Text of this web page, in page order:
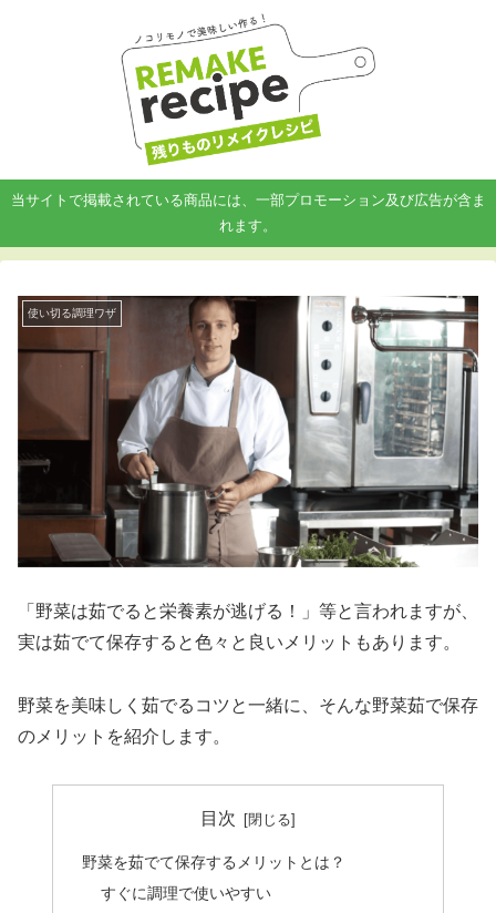
当サイトで掲載されている商品には、一部プロモーション及び広告が含ま
れます。
使い切る調理ワザ
「野菜は茹でると栄養素が逃げる！」等と言われますが、
実は茹でて保存すると色々と良いメリットもあります。
野菜を美味しく茹でるコツと一緒に、そんな野菜茹で保存
のメリットを紹介します。
目次
野菜を茹でて保存するメリットとは？
すぐに調理で使いやすい